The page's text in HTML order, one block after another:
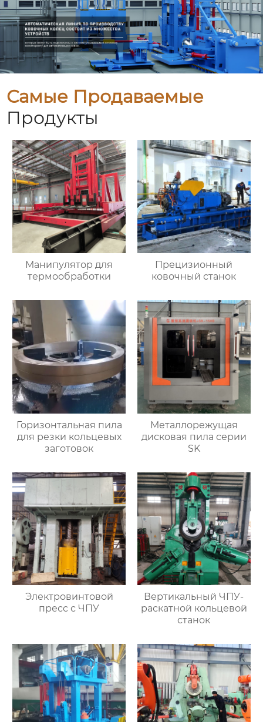
Самые Продаваемые
Продукты
Манипулятор для
термообработки
Прецизионный
ковочный станок
Горизонтальная пила
для резки кольцевых
заготовок
Металлорежущая
дисковая пила серии
SK
Электровинтовой
пресс с ЧПУ
Вертикальный ЧПУ-
раскатной кольцевой
станок